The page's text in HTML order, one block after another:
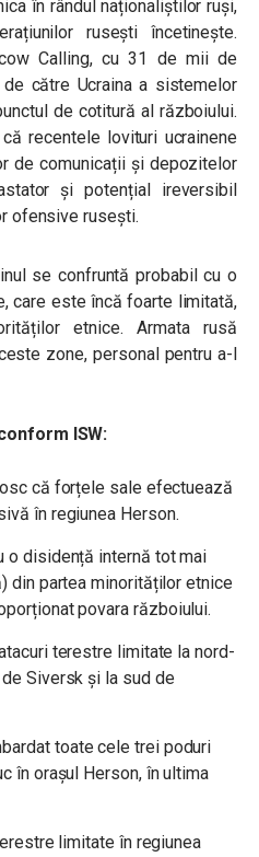
în rândul naționaliștilor ruși,
rusești încetinește.
Calling, cu 31 de mii de
către Ucraina a sistemelor
de cotitură al războiului.
recentele lovituri ucrainene
de comunicații și depozitelor
și potențial ireversibil
ofensive rusești.
se confruntă probabil cu o
care este încă foarte limitată,
etnice. Armata rusă
zone, personal pentru a-l
ISW:
că forțele sale efectuează
în regiunea Herson.
o disidență internă tot mai
din partea minorităților etnice
povara războiului.
terestre limitate la nord-
Siversk și la sud de
toate cele trei poduri
în orașul Herson, în ultima
limitate în regiunea